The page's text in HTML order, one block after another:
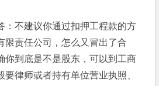
：不建议你通过扣押工程款的方
限责任公司，怎么又冒出了合
你到底是不是股东，可以到工商
要律师或者持有单位营业执照、